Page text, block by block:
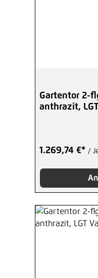
Gartentor 2-
anthrazit,
1.269,74 €* /